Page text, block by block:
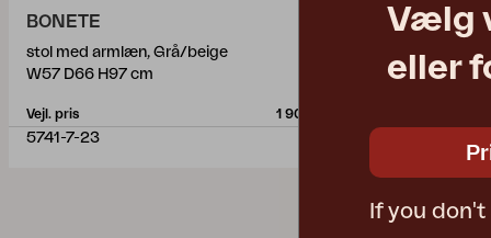
BONETE
stol med armlæn, Grå/beige
W57 D66 H97 cm
Vejl. pris 1 900 DKK
5741-7-23
ROSITA
W64 D86
Vælg
eller
If you